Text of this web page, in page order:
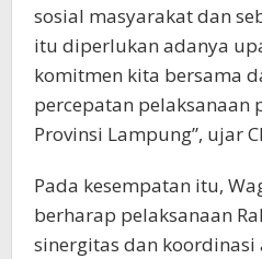
sosial masyarakat dan
itu diperlukan adanya
komitmen kita bersama
percepatan pelaksanaan
Provinsi Lampung”, ujar
Pada kesempatan itu,
berharap pelaksanaan
sinergitas dan koordinasi